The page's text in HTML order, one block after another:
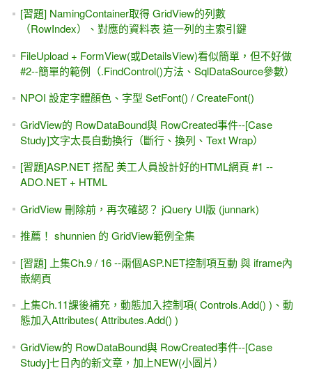
[習題] NamingContainer取得 GridView的列數
（RowIndex）、對應的資料表 這一列的主索引鍵
FileUpload + FormView(或DetailsView)看似簡單，但不好做
#2--簡單的範例（.FindControl()方法、SqlDataSource參數）
NPOI 設定字體顏色、字型 SetFont() / CreateFont()
GridView的 RowDataBound與 RowCreated事件--[Case
Study]文字太長自動換行（斷行、換列、Text Wrap）
[習題]ASP.NET 搭配 美工人員設計好的HTML網頁 #1 --
ADO.NET + HTML
GridView 刪除前，再次確認？ jQuery UI版 (junnark)
推薦！ shunnien 的 GridView範例全集
[習題] 上集Ch.9 / 16 --兩個ASP.NET控制項互動 與 iframe內
嵌網頁
上集Ch.11課後補充，動態加入控制項( Controls.Add() )、動
態加入Attributes( Attributes.Add() )
GridView的 RowDataBound與 RowCreated事件--[Case
Study]七日內的新文章，加上NEW(小圖片）